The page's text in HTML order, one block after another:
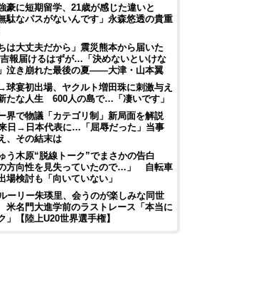
豪に短期留学、21歳が感じた違いと
駄なパスがないんです」永森悠透の貴重
は大丈夫だから」震災熊本から届いた
報届けるはずが…「決めないといけな
泣き崩れた最後の夏――大津・山本翼
球宴初出場、ヤクルト増田珠に刺激与え
たな人生 600人の島で…「凄いです」
界で物議「カテゴリ制」新局面を解説
日→日本代表に…「屈辱だった」当事
、その結末は
う木原“脱線トーク”でまさかの告白
の方向性を見失っていたので…」 自転車
場検討も「向いていない」
ーリー朱瑛里、会うのが楽しみな同世
名門大進学前のラストレース「本当に
」【陸上U20世界選手権】